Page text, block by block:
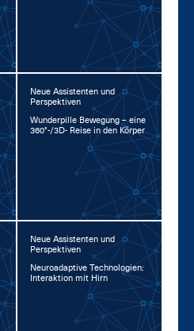
Neue Assistenten und
Perspektiven
Wun­der­pil­le Be­we­gung – ei­ne
360°-/3D- Rei­se in den Kör­per
Neue Assistenten und
Perspektiven
Neu­road­ap­ti­ve Tech­no­lo­gi­en:
In­ter­ak­ti­on mit Hirn